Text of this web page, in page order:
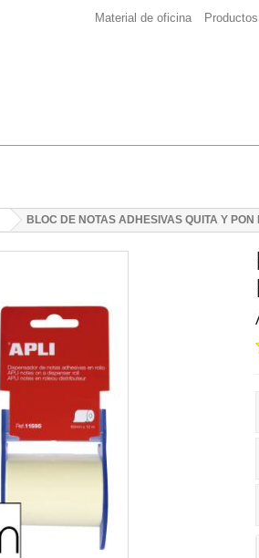
Material de oficina
BLOC DE NOTAS ADHESIVAS QUITA Y